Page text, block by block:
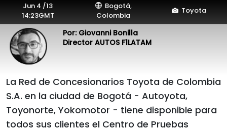
Jun 4 /13
14:23GMT
Bogotá,
Colombia
Toyota
Por: Giovanni Bonilla
Director AUTOS F1LATAM
La Red de Concesionarios Toyota de Colombia
S.A. en la ciudad de Bogotá - Autoyota,
Toyonorte, Yokomotor - tiene disponible para
todos sus clientes el Centro de Pruebas